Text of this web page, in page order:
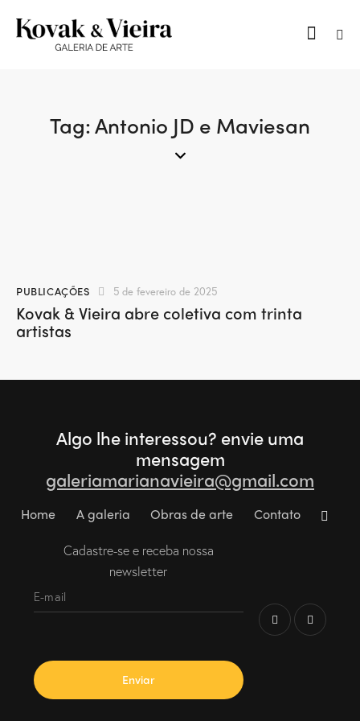
Tag: Antonio JD e Maviesan
PUBLICAÇÕES 5 de fevereiro de 2025
Kovak & Vieira abre coletiva com trinta
artistas
Algo lhe interessou? envie uma
mensagem
galeriamarianavieira@gmail.com
Home A galeria Obras de arte Contato
Cadastre-se e receba nossa
newsletter